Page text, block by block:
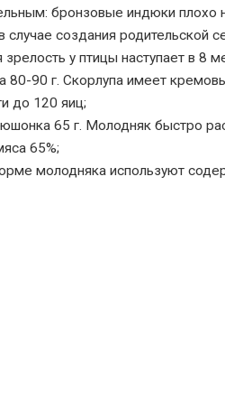
бронзовые индюки плохо
случае создания родительской
зрелость у птицы наступает в 8
80-90 г. Скорлупа имеет
до 120 яиц;
65 г. Молодняк быстро
65%;
молодняка используют